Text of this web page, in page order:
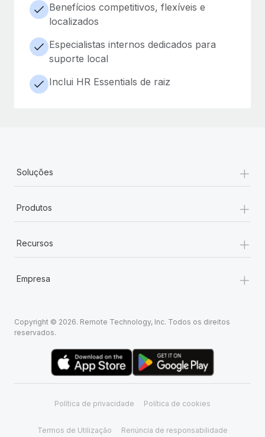
Benefícios competitivos, flexíveis e
localizados
Especialistas internos dedicados para
suporte local
Inclui HR Essentials de raiz
Soluções +
Produtos +
Recursos +
Empresa +
Copyright © 2026. Remote Technology, Inc. Todos os direitos
reservados.
Política de privacidade Política de cookies
Termos de Utilização Renúncia de responsabilidade